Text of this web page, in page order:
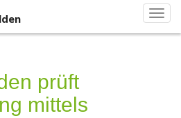
prüft
mittels